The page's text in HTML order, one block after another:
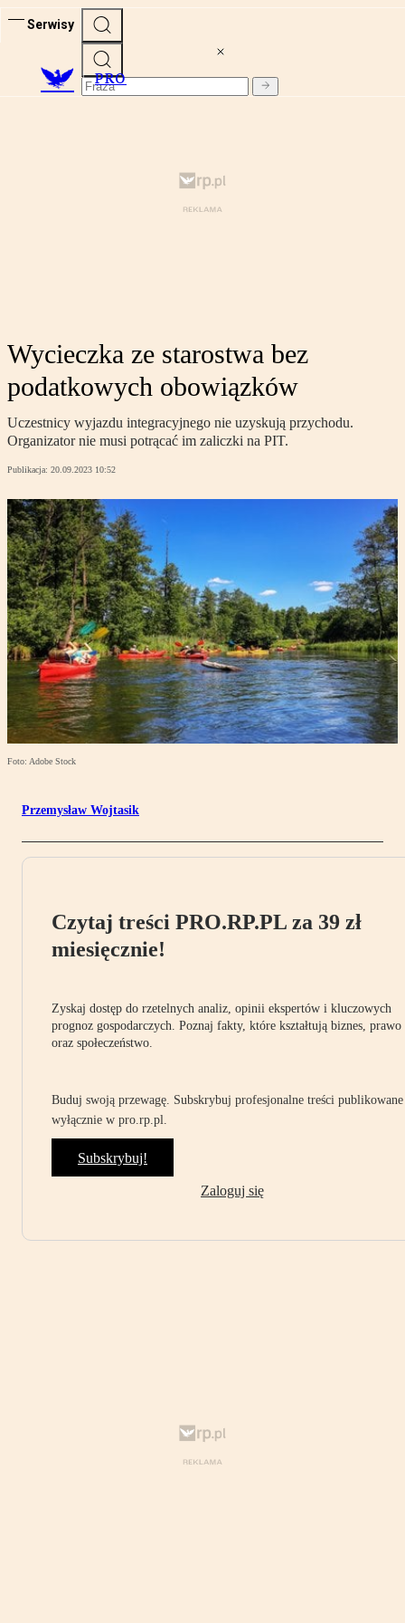
Serwisy
PRO
Wycieczka ze starostwa bez
podatkowych obowiązków
Uczestnicy wyjazdu integracyjnego nie uzyskują przychodu.
Organizator nie musi potrącać im zaliczki na PIT.
Publikacja: 20.09.2023 10:52
Foto: Adobe Stock
Przemysław Wojtasik
Czytaj treści PRO.RP.PL za 39 zł
miesięcznie!
Zyskaj dostęp do rzetelnych analiz, opinii ekspertów i kluczowych
prognoz gospodarczych. Poznaj fakty, które kształtują biznes, prawo
oraz społeczeństwo.
Buduj swoją przewagę. Subskrybuj profesjonalne treści publikowane
wyłącznie w pro.rp.pl.
Subskrybuj!
Zaloguj się